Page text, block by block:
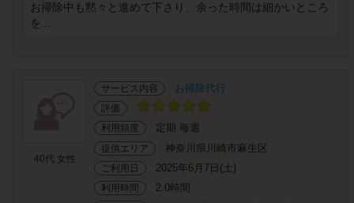
お掃除中も黙々と進めて下さり、余った時間は細かいところ
を...
40代 女性
サービス内容 お掃除代行
評価
利用頻度
定期 毎週
提供エリア 神奈川県川崎市麻生区
ご利用日 2025年6月7日(土)
利用時間 2.0時間